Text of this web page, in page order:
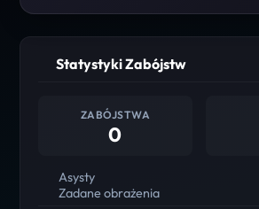
Statystyki Zabójstw
ZABÓJSTWA
0
Asysty
Zadane obrażenia